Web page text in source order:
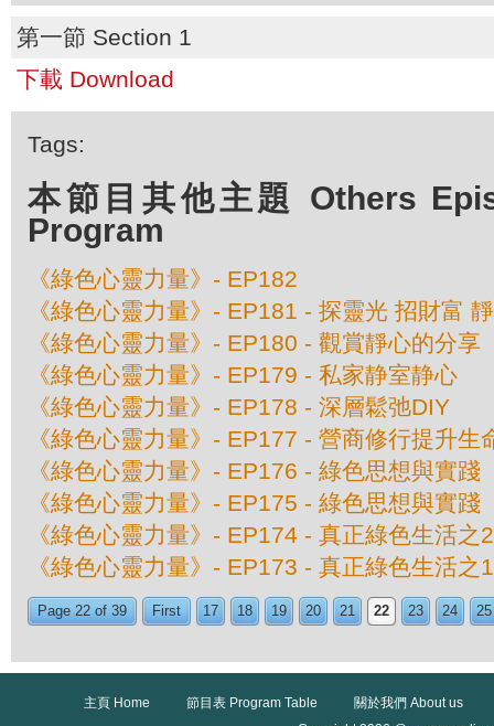
第一節 Section 1
下載 Download
Tags:
本節目其他主題 Others
Program
《綠色心靈力量》- EP182
《綠色心靈力量》- EP181 - 探靈光 招財富
《綠色心靈力量》- EP180 - 觀賞靜心的分享
《綠色心靈力量》- EP179 - 私家静室静心
《綠色心靈力量》- EP178 - 深層鬆弛DIY
《綠色心靈力量》- EP177 - 營商修行提升生
《綠色心靈力量》- EP176 - 綠色思想與實踐
《綠色心靈力量》- EP175 - 綠色思想與實踐
《綠色心靈力量》- EP174 - 真正綠色生活之
《綠色心靈力量》- EP173 - 真正綠色生活之
Page 22 of 39 First 17 18 19 20 21 22 23 24 25
主頁 Home 節目表 Program Table
關於我們 About us